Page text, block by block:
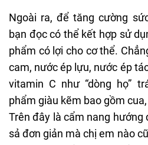
Ngoài ra, để tăng cường
bạn đọc có thể kết hợp sử
phẩm có lợi cho cơ thể.
cam, nước ép lựu, nước ép
vitamin C như “dòng họ”
phẩm giàu kẽm bao gồm
Trên đây là cẩm nang hướng
sả đơn giản mà chị em nào